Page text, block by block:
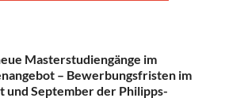
Masterstudiengänge im
– Bewerbungsfristen im
und September der Philipps-